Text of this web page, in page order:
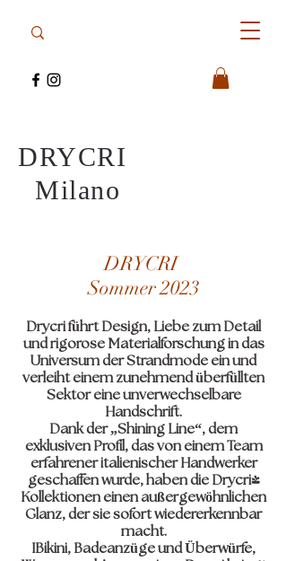
DRYCRI
Milano
DRYCRI
Sommer 2023
Drycri führt Design, Liebe zum Detail
und rigorose Materialforschung in das
Universum der Strandmode ein und
verleiht einem zunehmend überfüllten
Sektor eine unverwechselbare
Handschrift.
Dank der „Shining Line“, dem
exklusiven Profil, das von einem Team
erfahrener italienischer Handwerker
geschaffen wurde, haben die Drycri-
Kollektionen einen außergewöhnlichen
Glanz, der sie sofort wiedererkennbar
macht.
IBikini, Badeanzüge und Überwürfe,